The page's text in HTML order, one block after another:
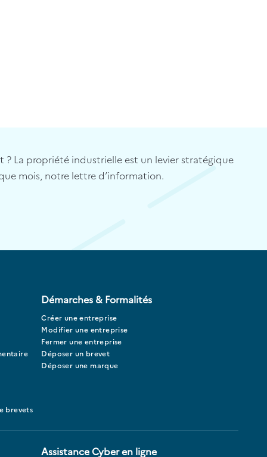
La propriété industrielle est un levier stratégique
mois, notre lettre d’information.
brevets
Démarches & Formalités
Créer une entreprise
Modifier une entreprise
Fermer une entreprise
Déposer un brevet
Déposer une marque
Assistance Cyber en ligne